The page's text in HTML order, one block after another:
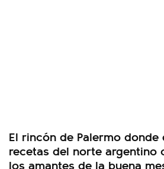
El rincón de Palermo
recetas del norte argentino
los amantes de la buena